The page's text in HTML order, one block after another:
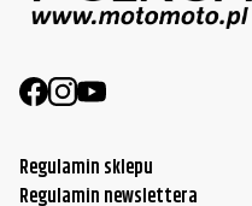
Regulamin sklepu
Regulamin newslettera